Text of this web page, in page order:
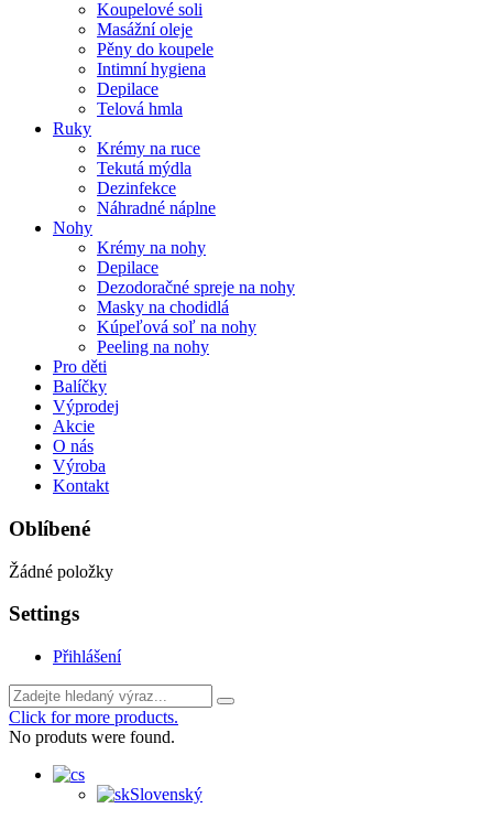
Koupelové soli
Masážní oleje
Pěny do koupele
Intimní hygiena
Depilace
Telová hmla
Ruky
Krémy na ruce
Tekutá mýdla
Dezinfekce
Náhradné náplne
Nohy
Krémy na nohy
Depilace
Dezodoračné spreje na nohy
Masky na chodidlá
Kúpeľová soľ na nohy
Peeling na nohy
Pro děti
Balíčky
Výprodej
Akcie
O nás
Výroba
Kontakt
Oblíbené
Žádné položky
Settings
Přihlášení
Click for more products.
No produts were found.
Slovenský